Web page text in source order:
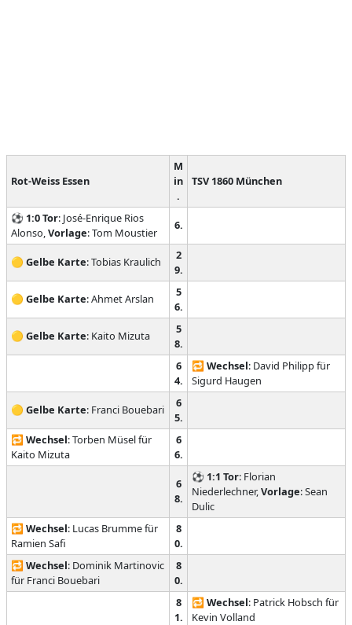
Rot-Weiss Essen
M
in
.
TSV 1860 München
⚽ 1:0Tor: José-Enrique Rios
Alonso,Vorlage: Tom Moustier
6.
🟡 Gelbe Karte: Tobias Kraulich
2
9.
🟡 Gelbe Karte: Ahmet Arslan
5
6.
🟡 Gelbe Karte: Kaito Mizuta
5
8.
6
4.
🔁 Wechsel: David Philipp für
Sigurd Haugen
🟡 Gelbe Karte: Franci Bouebari
6
5.
🔁 Wechsel: Torben Müsel für
Kaito Mizuta
6
6.
6
8.
⚽ 1:1 Tor: Florian
Niederlechner,Vorlage: Sean
Dulic
🔁 Wechsel: Lucas Brumme für
Ramien Safi
8
0.
🔁 Wechsel: Dominik Martinovic
für Franci Bouebari
8
0.
8
1.
🔁 Wechsel: Patrick Hobsch für
Kevin Volland